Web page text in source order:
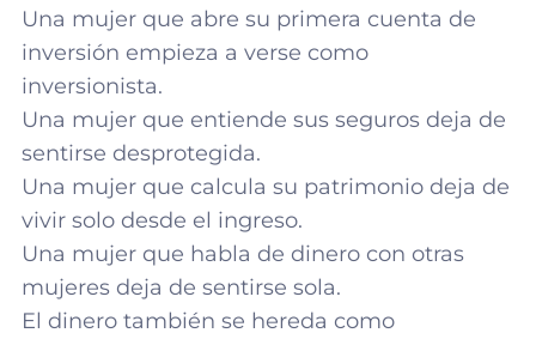
Una mujer que abre su primera cuenta de
inversión empieza a verse como
inversionista.
Una mujer que entiende sus seguros deja de
sentirse desprotegida.
Una mujer que calcula su patrimonio deja de
vivir solo desde el ingreso.
Una mujer que habla de dinero con otras
mujeres deja de sentirse sola.
El dinero también se hereda como